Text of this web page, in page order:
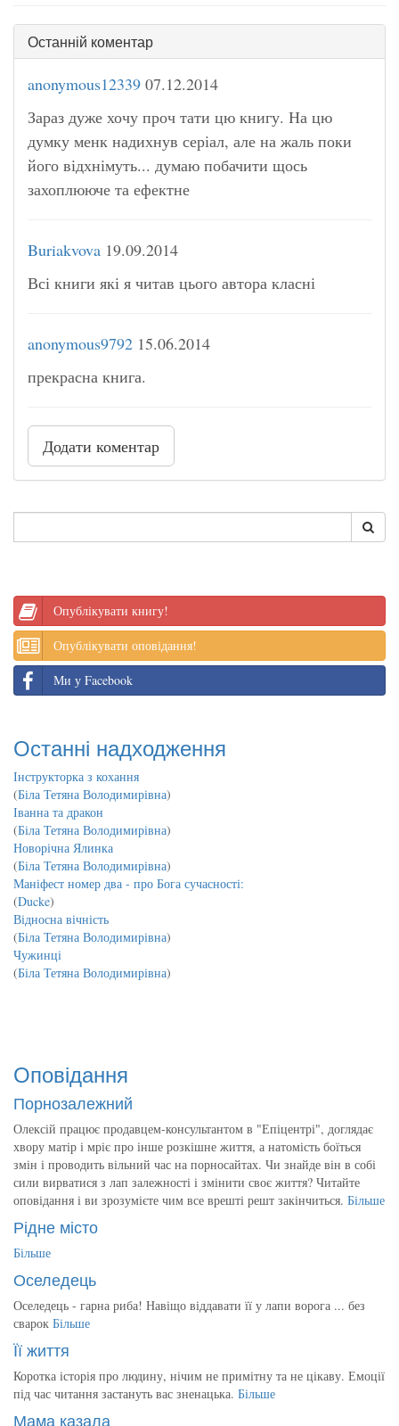
Останній коментар
anonymous12339 07.12.2014
Зараз дуже хочу проч тати цю книгу. На цю
думку менк надихнув серіал, але на жаль поки
його відхнімуть... думаю побачити щось
захоплююче та ефектне
Buriakvova 19.09.2014
Всі книги які я читав цього автора класні
anonymous9792 15.06.2014
прекрасна книга.
Додати коментар
Опублікувати книгу!
Опублікувати оповідання!
Ми у Facebook
Останні надходження
Інструкторка з кохання
(Біла Тетяна Володимирівна)
Іванна та дракон
(Біла Тетяна Володимирівна)
Новорічна Ялинка
(Біла Тетяна Володимирівна)
Маніфест номер два - про Бога сучасності:
(Ducke)
Відносна вічність
(Біла Тетяна Володимирівна)
Чужинці
(Біла Тетяна Володимирівна)
Оповідання
Порнозалежний
Олексій працює продавцем-консультантом в "Епіцентрі", доглядає
хвору матір і мріє про інше розкішне життя, а натомість боїться
змін і проводить вільний час на порносайтах. Чи знайде він в собі
сили вирватися з лап залежності і змінити своє життя? Читайте
оповідання і ви зрозумієте чим все врешті решт закінчиться. Більше
Рідне місто
Більше
Оселедець
Оселедець - гарна риба! Навіщо віддавати її у лапи ворога ... без
сварок Більше
Її життя
Коротка історія про людину, нічим не примітну та не цікаву. Емоції
під час читання застануть вас зненацька. Більше
Мама казала